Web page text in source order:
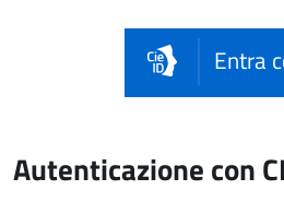
Entra
Autenticazione con